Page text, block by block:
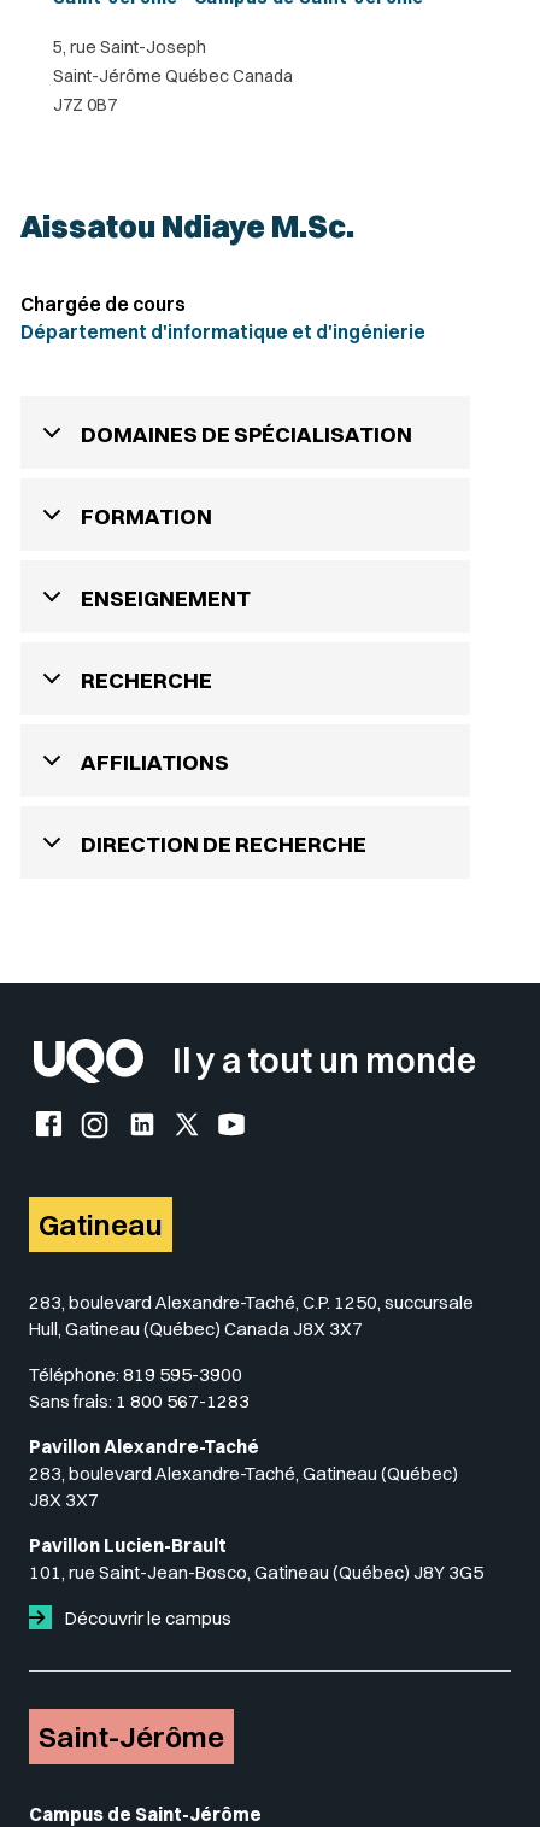
5, rue Saint-Joseph
Saint-Jérôme Québec Canada
J7Z 0B7
Aissatou Ndiaye M.Sc.
Chargée de cours
Département d'informatique et d'ingénierie
DOMAINES DE SPÉCIALISATION
FORMATION
ENSEIGNEMENT
RECHERCHE
AFFILIATIONS
DIRECTION DE RECHERCHE
Il y a tout un monde
Facebook de l'UQO
Instagram de l'UQO
LinkedIn de l'UQO
X (Twitter) de l'UQO
YouTube de l'UQO
Gatineau
283, boulevard Alexandre-Taché, C.P. 1250, succursale
Hull, Gatineau (Québec) Canada J8X 3X7
Téléphone: 819 595-3900
Sans frais: 1 800 567-1283
Pavillon Alexandre-Taché
283, boulevard Alexandre-Taché, Gatineau (Québec)
J8X 3X7
Pavillon Lucien-Brault
101, rue Saint-Jean-Bosco, Gatineau (Québec) J8Y 3G5
Découvrir le campus
Saint-Jérôme
Campus de Saint-Jérôme